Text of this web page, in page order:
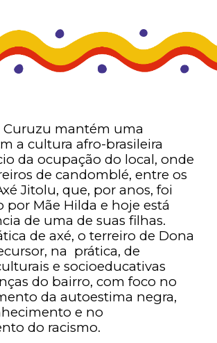
Curuzu mantém uma
a cultura afro-brasileira
da ocupação do local, onde
de candomblé, entre os
Jitolu, que, por anos, foi
por Mãe Hilda e hoje está
de uma de suas filhas.
de axé, o terreiro de Dona
na prática, de
e socioeducativas
do bairro, com foco no
da autoestima negra,
e no
do racismo.